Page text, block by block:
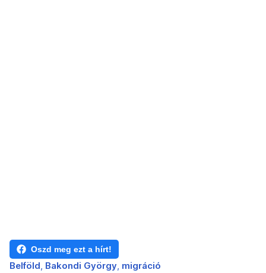
Oszd meg ezt a hírt!
Belföld Bakondi György migráció